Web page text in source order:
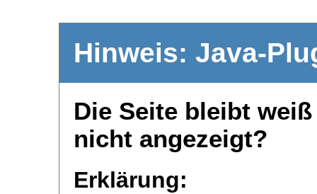
Hinweis: Java-
Die Seite bleibt
nicht angezeigt?
Erklärung: